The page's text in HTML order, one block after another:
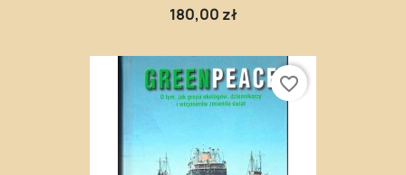
180,00 zł
favorite_border